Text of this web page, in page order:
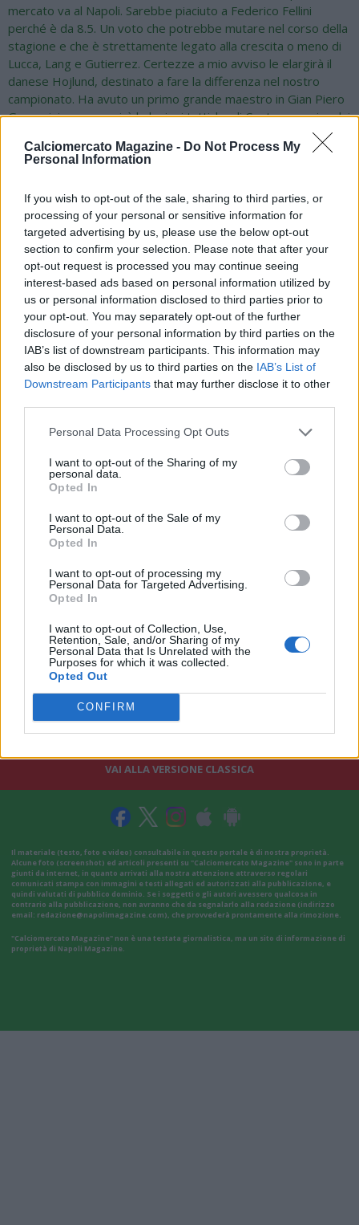
Calciomercato Magazine - Do Not Process My
Personal Information
If you wish to opt-out of the sale, sharing to third parties, or
processing of your personal or sensitive information for
targeted advertising by us, please use the below opt-out
section to confirm your selection. Please note that after your
opt-out request is processed you may continue seeing
interest-based ads based on personal information utilized by
us or personal information disclosed to third parties prior to
your opt-out. You may separately opt-out of the further
disclosure of your personal information by third parties on the
IAB’s list of downstream participants. This information may
also be disclosed by us to third parties on the IAB’s List of
Downstream Participants that may further disclose it to other
Personal Data Processing Opt Outs
I want to opt-out of the Sharing of my
personal data.
Opted In
I want to opt-out of the Sale of my
Personal Data.
Opted In
I want to opt-out of processing my
Personal Data for Targeted Advertising.
Opted In
I want to opt-out of Collection, Use,
Retention, Sale, and/or Sharing of my
Personal Data that Is Unrelated with the
Purposes for which it was collected.
Opted Out
CONFIRM
mercato va al Napoli. Sarebbe piaciuto a Federico Fellini
perché è da 8.5. Un voto che potrebbe mutare nel corso della
stagione e che è strettamente legato alla crescita o meno di
Lucca, Lang e Gutierrez. Certezze a mio avviso le elargirà il
danese Hojlund, destinato a fare la differenza nel nostro
campionato. Ha avuto un primo grande maestro in Gian Piero
Gasperini, ora scoprirà le lezioni tattiche di Conte e grazie a lui
spiccherà il volo. Kevin De Bruyne è un fuoriclasse assoluto.
Sono certo, inoltre, che il ritorno di Elmas potrà essere
decisivo in chiave scudetto, sa ricoprire più ruoli, è un jolly dì
differenza: Beukema e Marianucci sono presente e futuro al
centro di una terza linea ad elevato tasso tecnico. Un 10
meritato al giovane ma saggio Ds Giovanni Manna. Non solo
ha saputo comprare proponendo a Conte giocatori validi, ma
è stato abile nel saper vendere. Ha saputo gestire con
freddezza e lungimiranza trattative difficili senza mai farsi
prendere per il collo. Ha speso ciò che voleva e venduto alle
sue condizioni. Esemplare in tal senso la trattativa con l
Atletico Madrid per Raspadori. Un altro 10 come lo scorso
anno va a mister Conte. Senza di lui il Napoli non avrebbe mai
vinto lo scudetto. Trasmette valori e mentalità vincente. Vive
colpo di mercato di tutta la sessione estiva. Sposta gli
stagione ad un anno dalla scadenza. Resta lui la prima pietra
più importante per garantire nuovi successi ai tifosi".
VAI ALLA VERSIONE CLASSICA
Il materiale (testo, foto e video) consultabile in questo portale è di nostra proprietà.
Alcune foto (screenshot) ed articoli presenti su "Calciomercato Magazine" sono in parte
giunti da internet, in quanto arrivati alla nostra attenzione attraverso regolari
comunicati stampa con immagini e testi allegati ed autorizzati alla pubblicazione, e
quindi valutati di pubblico dominio. Se i soggetti o gli autori avessero qualcosa in
contrario alla pubblicazione, non avranno che da segnalarlo alla redazione (indirizzo
email: redazione@napolimagazine.com), che provvederà prontamente alla rimozione.
"Calciomercato Magazine" non è una testata giornalistica, ma un sito di informazione di
proprietà di Napoli Magazine.